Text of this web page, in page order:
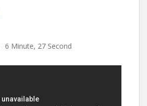
6 Minute, 27 Second